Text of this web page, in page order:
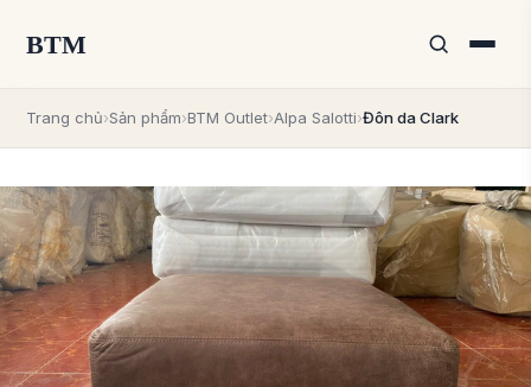
BTM
Trang chủ›Sản phẩm›BTM Outlet›Alpa Salotti›Đôn da Clark